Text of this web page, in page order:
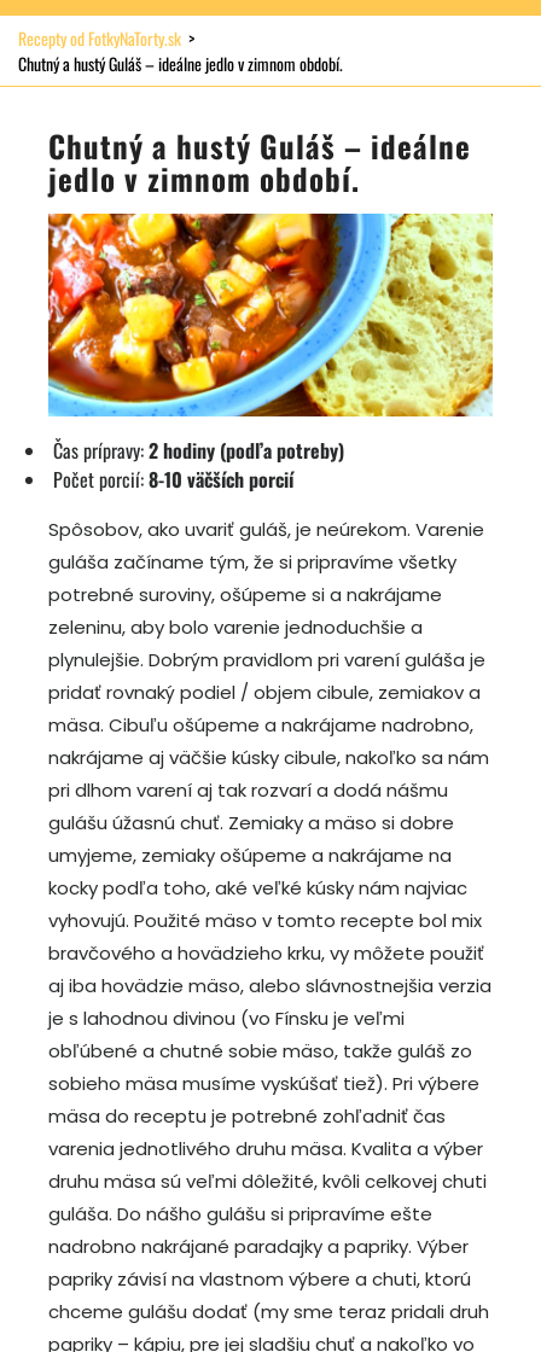
Recepty od FotkyNaTorty.sk >
Chutný a hustý Guláš – ideálne jedlo v zimnom období.
Chutný a hustý Guláš – ideálne
jedlo v zimnom období.
Čas prípravy:2 hodiny (podľa potreby)
Počet porcií:8-10 väčších porcií
Spôsobov, ako uvariť guláš, je neúrekom. Varenie
guláša začíname tým, že si pripravíme všetky
potrebné suroviny, ošúpeme si a nakrájame
zeleninu, aby bolo varenie jednoduchšie a
plynulejšie. Dobrým pravidlom pri varení guláša je
pridať rovnaký podiel / objem cibule, zemiakov a
mäsa. Cibuľu ošúpeme a nakrájame nadrobno,
nakrájame aj väčšie kúsky cibule, nakoľko sa nám
pri dlhom varení aj tak rozvarí a dodá nášmu
gulášu úžasnú chuť. Zemiaky a mäso si dobre
umyjeme, zemiaky ošúpeme a nakrájame na
kocky podľa toho, aké veľké kúsky nám najviac
vyhovujú. Použité mäso v tomto recepte bol mix
bravčového a hovädzieho krku, vy môžete použiť
aj iba hovädzie mäso, alebo slávnostnejšia verzia
je s lahodnou divinou (vo Fínsku je veľmi
obľúbené a chutné sobie mäso, takže guláš zo
sobieho mäsa musíme vyskúšať tiež). Pri výbere
mäsa do receptu je potrebné zohľadniť čas
varenia jednotlivého druhu mäsa. Kvalita a výber
druhu mäsa sú veľmi dôležité, kvôli celkovej chuti
guláša. Do nášho gulášu si pripravíme ešte
nadrobno nakrájané paradajky a papriky. Výber
papriky závisí na vlastnom výbere a chuti, ktorú
chceme gulášu dodať (my sme teraz pridali druh
papriky – kápiu, pre jej sladšiu chuť a nakoľko vo